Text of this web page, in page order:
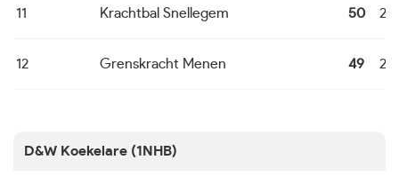
11 Krachtbal Snellegem 50 22
12 Grenskracht Menen 49 22
D&W Koekelare (1NHB)